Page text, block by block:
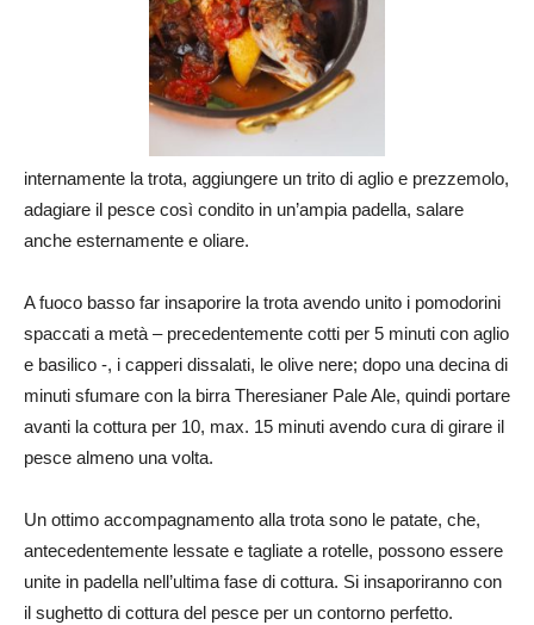
internamente la trota, aggiungere un trito di aglio e prezzemolo,
adagiare il pesce così condito in un’ampia padella, salare
anche esternamente e oliare.
A fuoco basso far insaporire la trota avendo unito i pomodorini
spaccati a metà – precedentemente cotti per 5 minuti con aglio
e basilico -, i capperi dissalati, le olive nere; dopo una decina di
minuti sfumare con la birra Theresianer Pale Ale, quindi portare
avanti la cottura per 10, max. 15 minuti avendo cura di girare il
pesce almeno una volta.
Un ottimo accompagnamento alla trota sono le patate, che,
antecedentemente lessate e tagliate a rotelle, possono essere
unite in padella nell’ultima fase di cottura. Si insaporiranno con
il sughetto di cottura del pesce per un contorno perfetto.